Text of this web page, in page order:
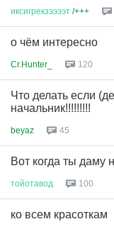
иксигрекзээээт /+++
о чём интересно
Cr.Hunter_ 120
Что делать если
начальник!!!!!!!!!
beyaz 45
Вот когда ты даму
тойотавод 100
ко всем красоткам